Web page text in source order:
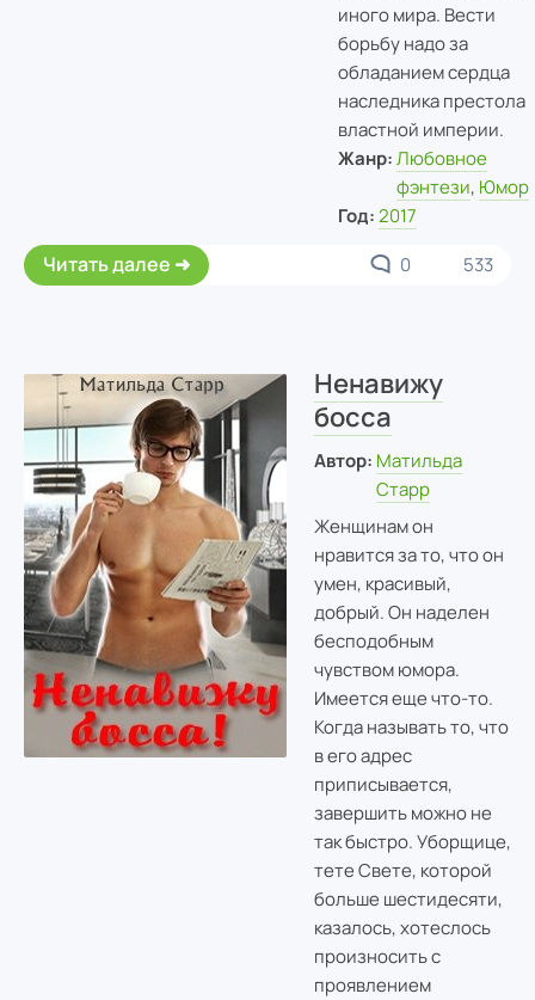
иного мира. Вести
борьбу надо за
обладанием сердца
наследника престола
властной империи.
Жанр: Любовное
фэнтези, Юмор
Год: 2017
Читать далее 0 533
Ненавижу
босса
Автор: Матильда
Старр
Женщинам он
нравится за то, что он
умен, красивый,
добрый. Он наделен
бесподобным
чувством юмора.
Имеется еще что-то.
Когда называть то, что
в его адрес
приписывается,
завершить можно не
так быстро. Уборщице,
тете Свете, которой
больше шестидесяти,
казалось, хотеслось
произносить с
проявлением